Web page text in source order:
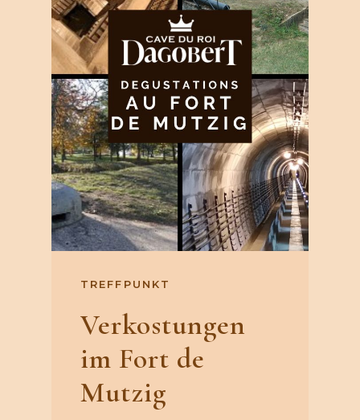
TREFFPUNKT
Verkostungen
im Fort de
Mutzig